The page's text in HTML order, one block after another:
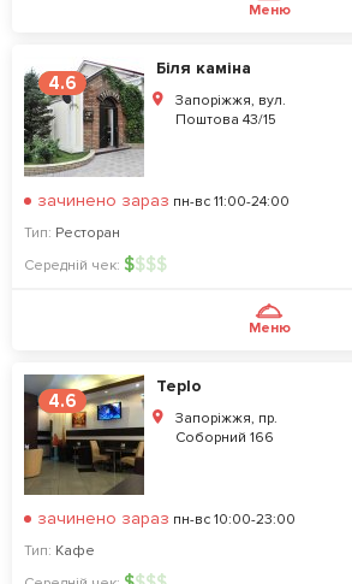
Меню
4.6
Біля каміна
Запоріжжя, вул.
Поштова 43/15
зачинено зараз пн-вс 11:00-24:00
Тип: Ресторан
Середній чек: $$$$
Меню
4.6
Teplo
Запоріжжя, пр.
Соборний 166
зачинено зараз пн-вс 10:00-23:00
Тип: Кафе